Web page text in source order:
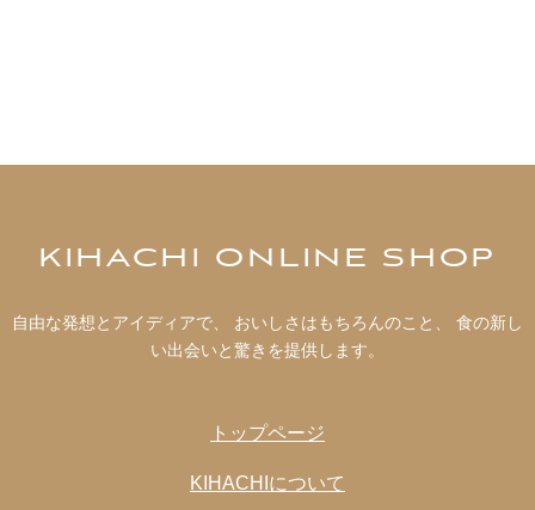
KIHACHI ONLINE SHOP
自由な発想とアイディアで、 おいしさはもちろんのこと、 食の新し
い出会いと驚きを提供します。
トップページ
KIHACHIについて